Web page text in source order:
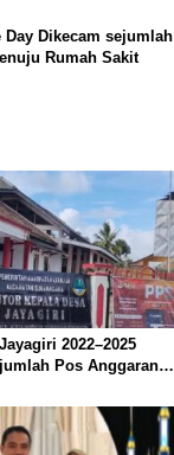
Day Dikecam sejumlah
Rumah Sakit
2022–2025
Pos Anggaran